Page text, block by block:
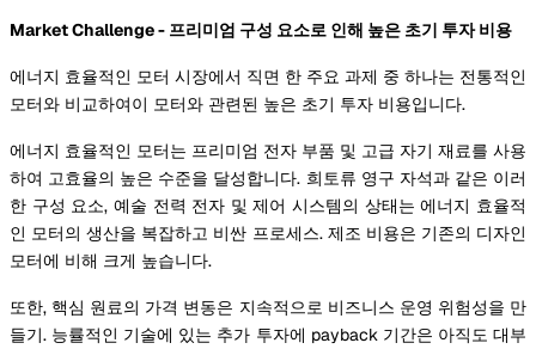
Market Challenge - 프리미엄 구성 요소로 인해 높은 초기 투자 비용
에너지 효율적인 모터 시장에서 직면 한 주요 과제 중 하나는 전통적인
모터와 비교하여이 모터와 관련된 높은 초기 투자 비용입니다.
에너지 효율적인 모터는 프리미엄 전자 부품 및 고급 자기 재료를 사용
하여 고효율의 높은 수준을 달성합니다. 희토류 영구 자석과 같은 이러
한 구성 요소, 예술 전력 전자 및 제어 시스템의 상태는 에너지 효율적
인 모터의 생산을 복잡하고 비싼 프로세스. 제조 비용은 기존의 디자인
모터에 비해 크게 높습니다.
또한, 핵심 원료의 가격 변동은 지속적으로 비즈니스 운영 위험성을 만
들기. 능률적인 기술에 있는 추가 투자에 payback 기간은 아직도 대부